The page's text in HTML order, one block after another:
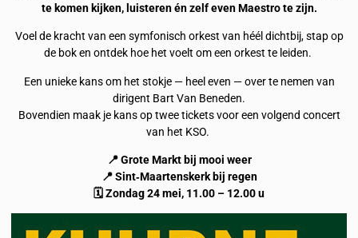
te komen kijken, luisteren én zelf even Maestro te zijn.
Voel de kracht van een symfonisch orkest van héél dichtbij, stap op
de bok en ontdek hoe het voelt om een orkest te leiden.
Een unieke kans om het stokje — heel even — over te nemen van
dirigent Bart Van Beneden.
Bovendien maak je kans op twee tickets voor een volgend concert
van het KSO.
📍 Grote Markt bij mooi weer
📍 Sint‑Maartenskerk bij regen
🗓️ Zondag 24 mei, 11.00 – 12.00 u